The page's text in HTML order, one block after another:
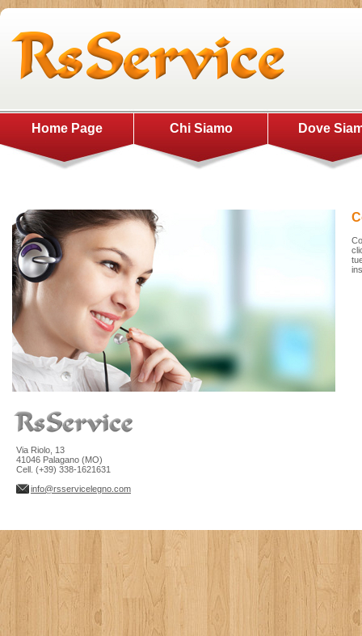
Home Page Chi Siamo Dove
Via Riolo, 13
41046 Palagano (MO)
Cell. (+39) 338-1621631
info@rsservicelegno.com